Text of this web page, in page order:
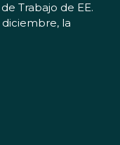
Trabajo de EE.
la